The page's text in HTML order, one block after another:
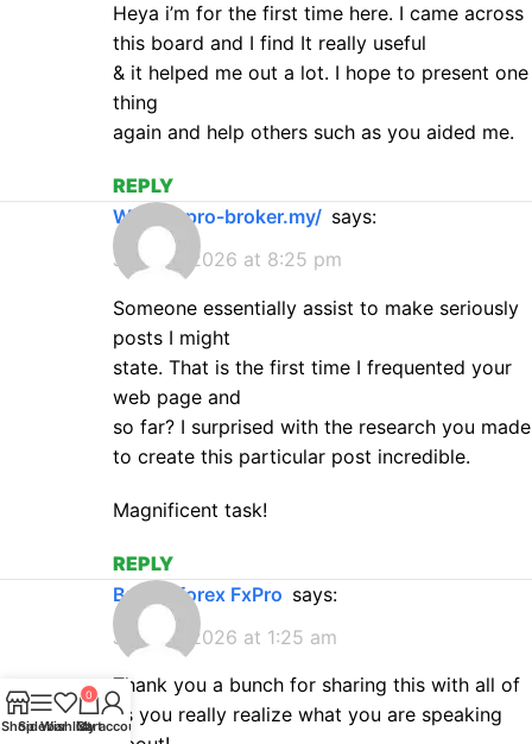
Heya i’m for the first time here. I came across
this board and I find It really useful
& it helped me out a lot. I hope to present one
thing
again and help others such as you aided me.
REPLY
www.fxpro-broker.my/ says:
July 22, 2026 at 8:25 pm
Someone essentially assist to make seriously
posts I might
state. That is the first time I frequented your
web page and
so far? I surprised with the research you made
to create this particular post incredible.
Magnificent task!
REPLY
broker forex FxPro says:
July 23, 2026 at 1:25 am
Thank you a bunch for sharing this with all of
us you really realize what you are speaking
ShopSidebarWishlist
0
Cart
My account